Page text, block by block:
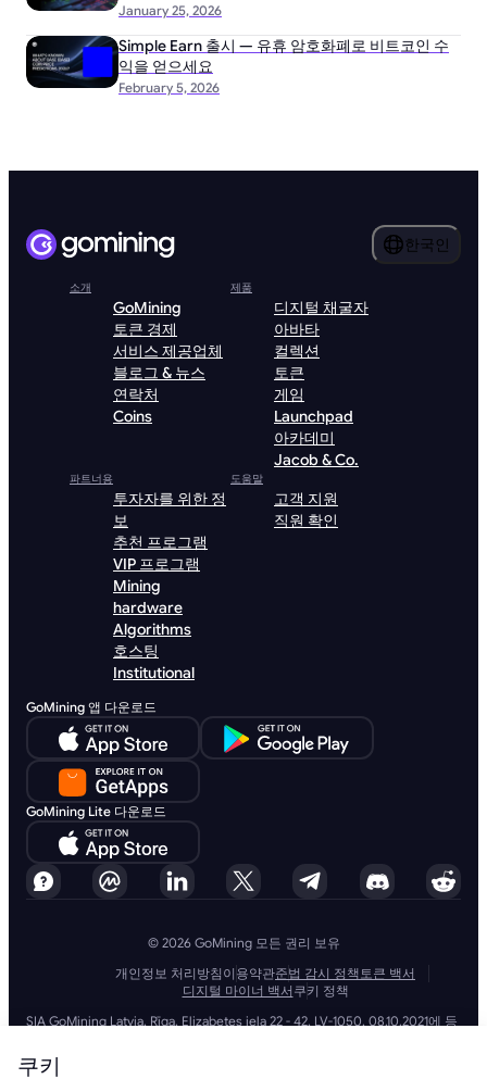
January 25, 2026
February 5, 2026
Simple Earn 출시 — 유휴 암호화폐로 비트코인 수
익을 얻으세요
한국인
소개
GoMining
토큰 경제
서비스 제공업체
블로그 & 뉴스
연락처
Coins
제품
디지털 채굴자
아바타
컬렉션
토큰
게임
Launchpad
아카데미
Jacob & Co.
파트너용
투자자를 위한 정
보
추천 프로그램
VIP 프로그램
Mining
hardware
Algorithms
호스팅
Institutional
도움말
고객 지원
직원 확인
GoMining 앱 다운로드
GoMining Lite 다운로드
© 2026 GoMining 모든 권리 보유
개인정보 처리방침 이용약관준법 감시 정책토큰 백서
디지털 마이너 백서 쿠키 정책
SIA GoMining Latvia, Rīga, Elizabetes iela 22 - 42, LV-1050, 08.10.2021에 등
GoMining (BVI) Limited, Trinity Chambers, PO Box 4301, Road Town,
Tortola, British Virgin Islands, BVI company number: 2110978
쿠키